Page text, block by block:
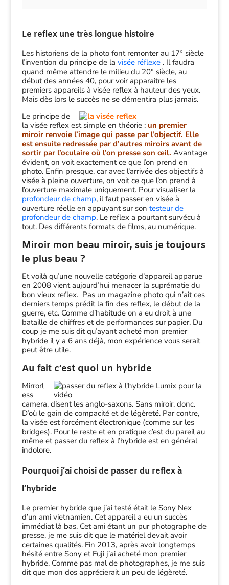
Le reflex une très longue histoire
Les historiens de la photo font remonter au 17° siècle
l’invention du principe de la visée réflexe. Il faudra
quand même attendre le milieu du 20° siècle, au
début des années 40, pour voir apparaitre les
premiers appareils à visée reflex à hauteur des yeux.
Mais dès lors le succès ne se démentira plus jamais.
Le principe de
la visée reflex est simple en théorie : un premier
miroir renvoie l’image qui passe par l’objectif. Elle
est ensuite redressée par d’autres miroirs avant de
sortir par l’oculaire où l’on presse son œil. Avantage
évident, on voit exactement ce que l’on prend en
photo. Enfin presque, car avec l’arrivée des objectifs à
visée à pleine ouverture, on voit ce que l’on prend à
l’ouverture maximale uniquement. Pour visualiser la
profondeur de champ, il faut passer en visée à
ouverture réelle en appuyant sur son testeur de
profondeur de champ. Le reflex a pourtant survécu à
tout. Des différents formats de films, au numérique.
Miroir mon beau miroir, suis je toujours
le plus beau ?
Et voilà qu’une nouvelle catégorie d’appareil apparue
en 2008 vient aujourd’hui menacer la suprématie du
bon vieux reflex. Pas un magazine photo qui n’ait ces
derniers temps prédit la fin des reflex, le début de la
guerre, etc. Comme d’habitude on a eu droit à une
bataille de chiffres et de performances sur papier. Du
coup je me suis dit qu’ayant acheté mon premier
hybride il y a 6 ans déjà, mon expérience vous serait
peut être utile.
Au fait c’est quoi un hybride
Mirrorl
ess
camera, disent les anglo-saxons. Sans miroir, donc.
D’où le gain de compacité et de légèreté. Par contre,
la visée est forcément électronique (comme sur les
bridges). Pour le reste et en pratique c’est du pareil au
même et passer du reflex à l’hybride est en général
indolore.
Pourquoi j’ai choisi de passer du reflex à
l’hybride
Le premier hybride que j’ai testé était le Sony Nex
d’un ami vietnamien. Cet appareil a eu un succès
immédiat là bas. Cet ami étant un pur photographe de
presse, je me suis dit que le matériel devait avoir
certaines qualités. Fin 2013, après avoir longtemps
hésité entre Sony et Fuji j’ai acheté mon premier
hybride. Comme pas mal de photographes, je me suis
dit que mon dos apprécierait un peu de légèreté.